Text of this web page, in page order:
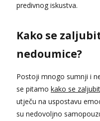
predivnog iskustva.
Kako se
nedoumice?
Postoji mnogo sumnji i
se pitamo kako se
utječu na uspostavu
su nedovoljno